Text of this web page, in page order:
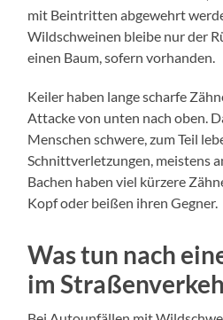
mit Beintritten abgewehrt
Wildschweinen bleibe nur der
einen Baum, sofern vorhanden.
Keiler haben lange scharfe
Attacke von unten nach oben.
Menschen schwere, zum Teil
Schnittverletzungen, meistens
Bachen haben viel kürzere
Kopf oder beißen ihren Gegner.
Was tun nach
im